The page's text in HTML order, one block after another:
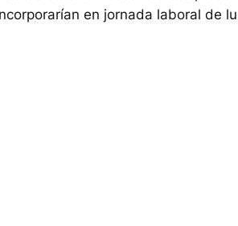
en jornada laboral de